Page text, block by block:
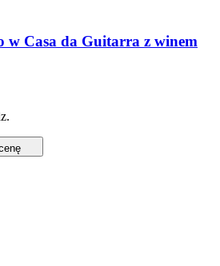
w Casa da Guitarra z winem